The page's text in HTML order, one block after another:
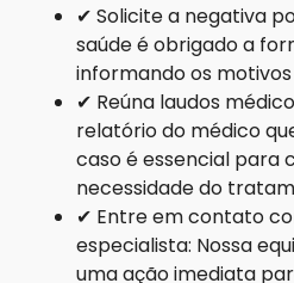
✔ Solicite a negativa
saúde é obrigado a
informando os
✔ Reúna laudos
relatório do médico
caso é essencial para
necessidade do
✔ Entre em contato
especialista: Nossa
uma ação imediata